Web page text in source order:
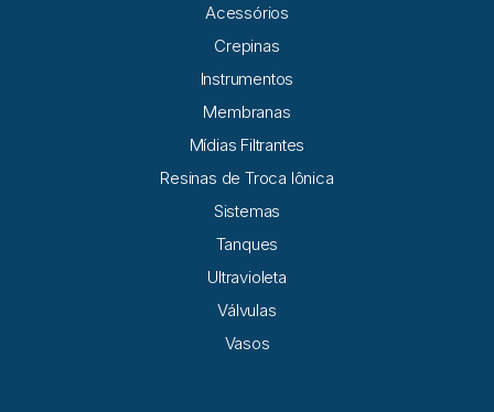
Acessórios
Crepinas
Instrumentos
Membranas
Mídias Filtrantes
Resinas de Troca Iônica
Sistemas
Tanques
Ultravioleta
Válvulas
Vasos